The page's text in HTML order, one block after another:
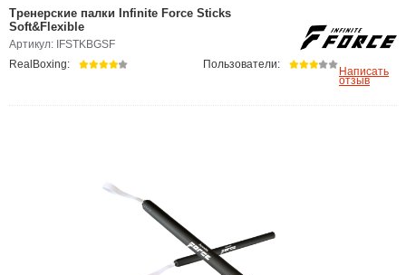
Тренерские палки Infinite Force Sticks
Soft&Flexible
Артикул: IFSTKBGSF
RealBoxing: Пользователи:
Написать
отзыв